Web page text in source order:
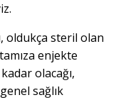
oldukça steril olan
enjekte
olacağı,
sağlık